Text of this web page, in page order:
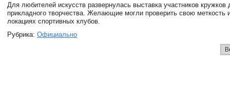
Для любителей искусств развернулась выставка участников кружков
прикладного творчества. Желающие могли проверить свою меткость
локациях спортивных клубов.
Рубрика: Официально